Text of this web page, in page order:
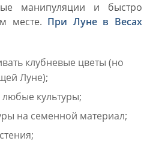
манипуляции и быстро
месте. При Луне в Весах
клубневые цветы (но
Луне);
любые культуры;
на семенной материал;